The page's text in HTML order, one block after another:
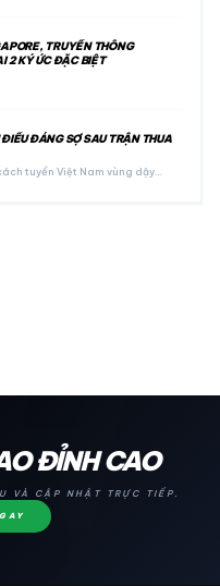
TRUYỀN THÔNG
2 KÝ ỨC ĐẶC BIỆT
ĐÁNG SỢ SAU TRẬN THUA
tuyển Việt Nam vùng dậy…
ĐỈNH CAO
VÀ CẬP NHẬT TRỰC TIẾP.